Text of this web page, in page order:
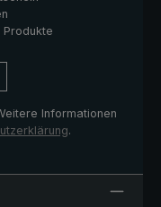
Produkte
Informationen
.